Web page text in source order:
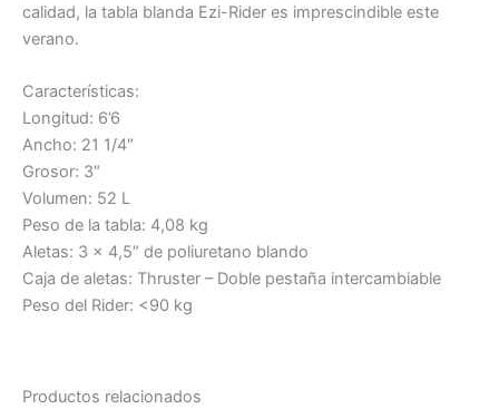
calidad, la tabla blanda Ezi-Rider es imprescindible este
verano.
Características:
Longitud: 6’6
Ancho: 21 1/4″
Grosor: 3″
Volumen: 52 L
Peso de la tabla: 4,08 kg
Aletas: 3 x 4,5″ de poliuretano blando
Caja de aletas: Thruster – Doble pestaña intercambiable
Peso del Rider: <90 kg
Productos relacionados